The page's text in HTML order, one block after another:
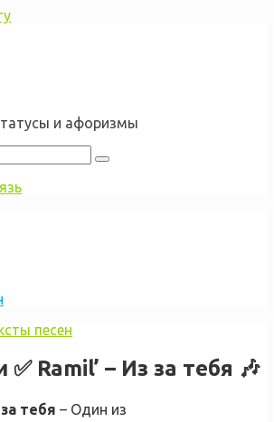
и афоризмы
песен
✅ Ramil’ – Из за тебя 🎶
за тебя – Один из